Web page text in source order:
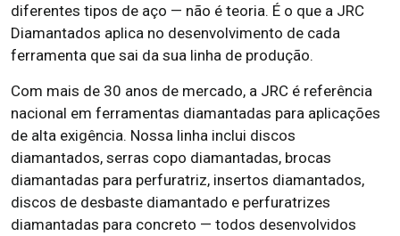
diferentes tipos de aço — não é teoria. É o que a JRC
Diamantados aplica no desenvolvimento de cada
ferramenta que sai da sua linha de produção.
Com mais de 30 anos de mercado, a JRC é referência
nacional em ferramentas diamantadas para aplicações
de alta exigência. Nossa linha inclui discos
diamantados, serras copo diamantadas, brocas
diamantadas para perfuratriz, insertos diamantados,
discos de desbaste diamantado e perfuratrizes
diamantadas para concreto — todos desenvolvidos